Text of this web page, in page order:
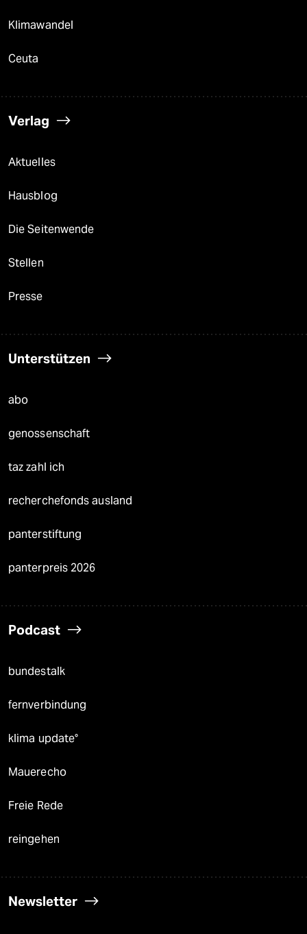
Klimawandel
Ceuta
Verlag
Aktuelles
Hausblog
Die Seitenwende
Stellen
Presse
Unterstützen
abo
genossenschaft
taz zahl ich
recherchefonds ausland
panterstiftung
panterpreis 2026
Podcast
bundestalk
fernverbindung
klima update°
Mauerecho
Freie Rede
reingehen
Newsletter